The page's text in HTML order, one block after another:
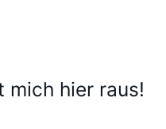
mich hier raus!